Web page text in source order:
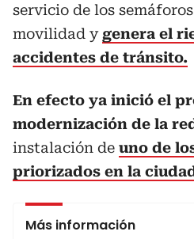
servicio de los
movilidad ygenera el
accidentes de tránsito.
En efecto ya inició el
modernización de la
instalación de uno de
priorizados en la
Más información